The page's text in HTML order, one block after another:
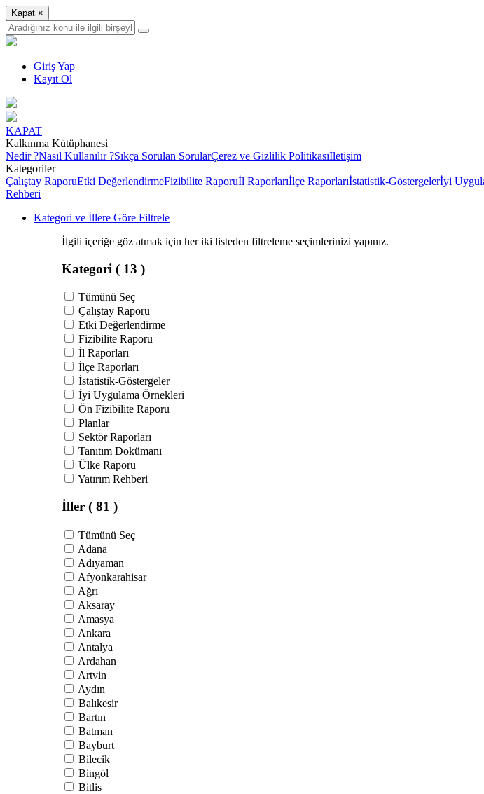
Kapat ×
Giriş Yap
Kayıt Ol
KAPAT
Kalkınma Kütüphanesi
Nedir ?Nasıl Kullanılır ?Sıkça Sorulan SorularÇerez ve Gizlilik Politikasıİletişim
Kategoriler
Çalıştay RaporuEtki DeğerlendirmeFizibilite Raporuİl Raporlarıİlçe Raporlarıİstatistik-Göstergelerİyi
Rehberi
Kategori ve İllere Göre Filtrele
İlgili içeriğe göz atmak için her iki listeden filtreleme seçimlerinizi yapınız.
Kategori ( 13 )
Tümünü Seç
Çalıştay Raporu
Etki Değerlendirme
Fizibilite Raporu
İl Raporları
İlçe Raporları
İstatistik-Göstergeler
İyi Uygulama Örnekleri
Ön Fizibilite Raporu
Planlar
Sektör Raporları
Tanıtım Dokümanı
Ülke Raporu
Yatırım Rehberi
İller ( 81 )
Tümünü Seç
Adana
Adıyaman
Afyonkarahisar
Ağrı
Aksaray
Amasya
Ankara
Antalya
Ardahan
Artvin
Aydın
Balıkesir
Bartın
Batman
Bayburt
Bilecik
Bingöl
Bitlis